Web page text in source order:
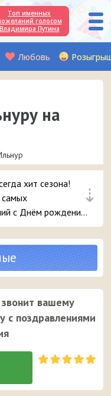
Топ именных
голосом
Владимира Путина
Любовь
на
⇣
хит сезона!
самых
с Днём рождения,
вашего друга
лучшее
его на телефон
вашему
с поздравлениями